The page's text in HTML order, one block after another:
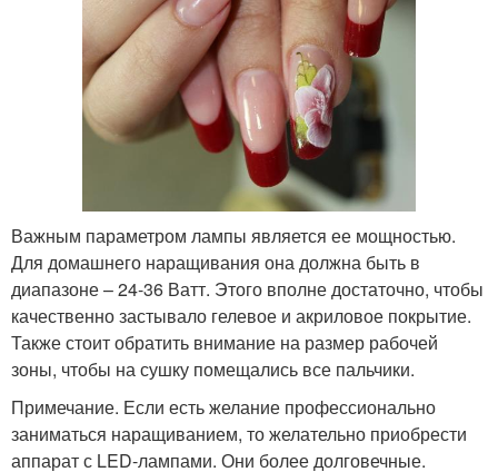
Важным параметром лампы является ее мощностью.
Для домашнего наращивания она должна быть в
диапазоне – 24-36 Ватт. Этого вполне достаточно, чтобы
качественно застывало гелевое и акриловое покрытие.
Также стоит обратить внимание на размер рабочей
зоны, чтобы на сушку помещались все пальчики.
Примечание. Если есть желание профессионально
заниматься наращиванием, то желательно приобрести
аппарат с LED-лампами. Они более долговечные.